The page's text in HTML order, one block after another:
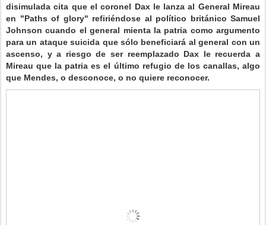
disimulada cita que el coronel Dax le lanza al General Mireau
en "Paths of glory" refiriéndose al político británico Samuel
Johnson cuando el general mienta la patria como argumento
para un ataque suicida que sólo beneficiará al general con un
ascenso, y a riesgo de ser reemplazado Dax le recuerda a
Mireau que la patria es el último refugio de los canallas, algo
que Mendes, o desconoce, o no quiere reconocer.